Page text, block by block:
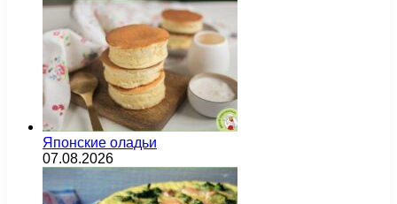
Японские оладьи
07.08.2026